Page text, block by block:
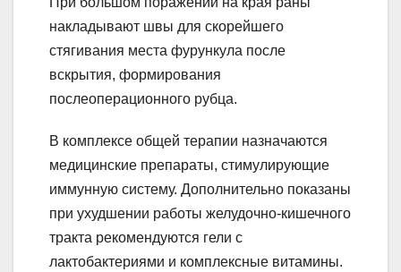
накладывают швы для скорейшего
стягивания места фурункула после
вскрытия, формирования
послеоперационного рубца.
В комплексе общей терапии назначаются
медицинские препараты, стимулирующие
иммунную систему. Дополнительно показаны
при ухудшении работы желудочно-кишечного
тракта рекомендуются гели с
лактобактериями и комплексные витамины.